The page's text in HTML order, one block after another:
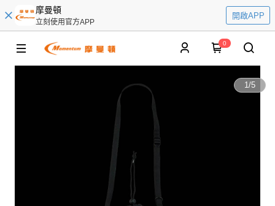
摩曼頓
立刻使用官方APP
開啟APP
0
1/5